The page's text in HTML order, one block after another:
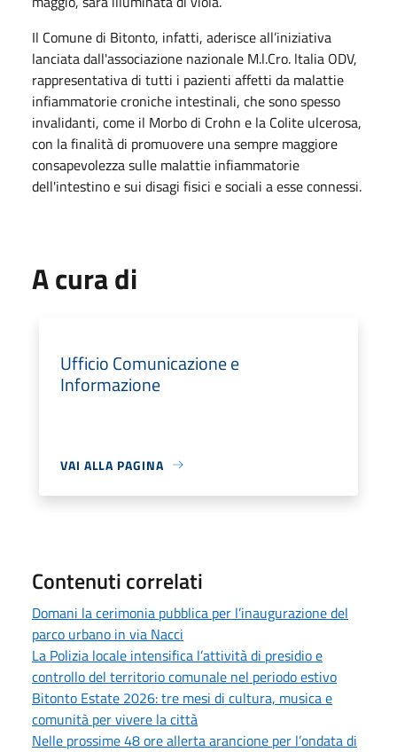
Il Comune di Bitonto, infatti, aderisce all’iniziativa
lanciata dall'associazione nazionale M.l.Cro. ltalia ODV,
rappresentativa di tutti i pazienti affetti da malattie
infiammatorie croniche intestinali, che sono spesso
invalidanti, come il Morbo di Crohn e la Colite ulcerosa,
con la finalità di promuovere una sempre maggiore
consapevolezza sulle malattie infiammatorie
dell'intestino e sui disagi fisici e sociali a esse connessi.
A cura di
Ufficio Comunicazione e
Informazione
VAI ALLA PAGINA
Contenuti correlati
Domani la cerimonia pubblica per l’inaugurazione del
parco urbano in via Nacci
La Polizia locale intensifica l’attività di presidio e
controllo del territorio comunale nel periodo estivo
Bitonto Estate 2026: tre mesi di cultura, musica e
comunità per vivere la città
Nelle prossime 48 ore allerta arancione per l’ondata di